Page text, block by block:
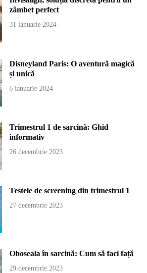
zâmbet perfect
31 ianuarie 2024
Disneyland Paris: O aventură magică
și unică
6 ianuarie 2024
Trimestrul 1 de sarcină: Ghid
informativ
26 decembrie 2023
Testele de screening din trimestrul 1
27 decembrie 2023
Oboseala în sarcină: Cum să faci față
29 decembrie 2023